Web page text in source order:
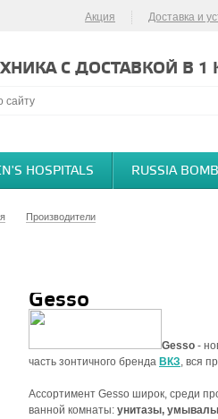
Акция Доставка и
С ДОСТАВКОЙ В 1
HOSPITALS RUSSIA
Производители
Gesso
Gesso -
часть зонтичного бренда ВКЗ, вся
Ассортимент Gesso широк, среди
ванной комнаты: унитазы,